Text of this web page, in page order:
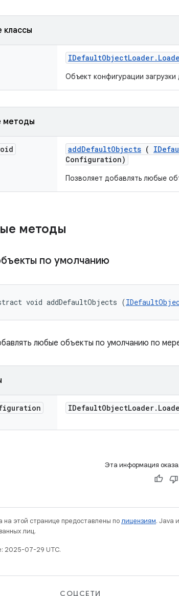
классы
IDefaultObjectLoader.
Объект конфигурации
методы
addDefaultObjects (
Configuration)
Позволяет добавлять любые
методы
по умолчанию
void addDefaultObjects (
любые объекты по умолчанию по
IDefaultObjectLoader.
Эта информация
на этой странице предоставлены полицензиям. Java
лиц.
2025-07-29 UTC.
СОЦСЕТИ